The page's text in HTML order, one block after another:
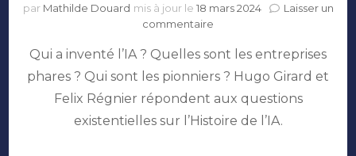
par Mathilde Douard mis à jour le 18 mars 2024
Laisser un
commentaire
#4:
la
Histoire
de
Qui a inventé l’IA ? Quelles sont les entreprises
phares ? Qui sont les pionniers ? Hugo Girard et
Felix Régnier répondent aux questions
existentielles sur l’Histoire de l’IA.